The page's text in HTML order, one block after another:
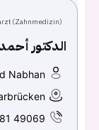
(Zahnmedizin)
الدكتور
Nabhan
49069